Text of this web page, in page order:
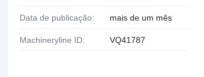
Data de publicação: mais de um mês
Machineryline ID: VQ41787